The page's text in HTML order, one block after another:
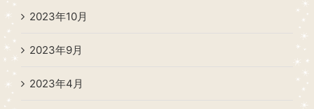
2023年10月
2023年9月
2023年4月